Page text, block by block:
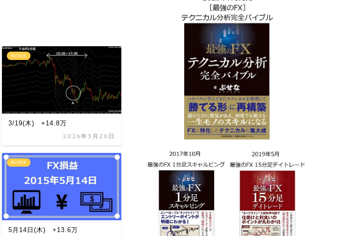
毎日収支
3/19(木) +14.8万
2026年3月20日
毎日収支
5月14日(木) +13.6万